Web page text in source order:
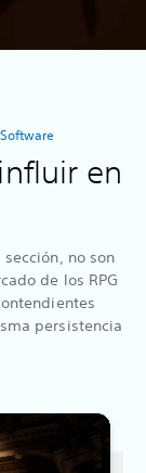
en
no son
de los RPG
persistencia